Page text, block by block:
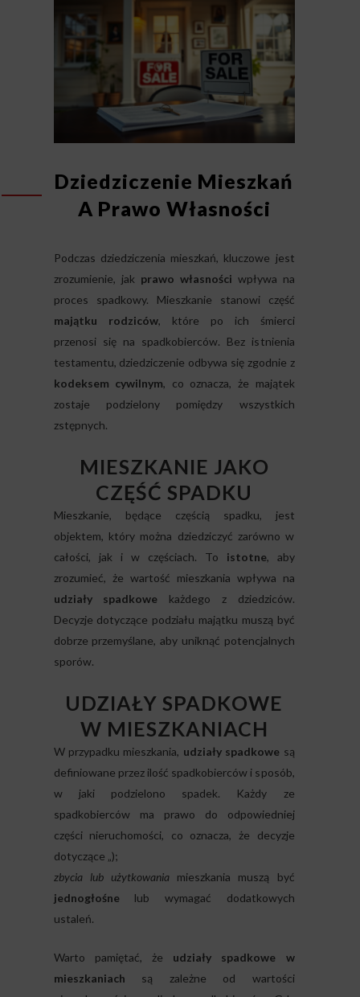
Dziedziczenie Mieszkań
A Prawo Własności
Podczas dziedziczenia mieszkań, kluczowe jest
zrozumienie, jak prawo własności wpływa na
proces spadkowy. Mieszkanie stanowi część
majątku rodziców, które po ich śmierci
przenosi się na spadkobierców. Bez istnienia
testamentu, dziedziczenie odbywa się zgodnie z
kodeksem cywilnym, co oznacza, że majątek
zostaje podzielony pomiędzy wszystkich
zstępnych.
MIESZKANIE JAKO
CZĘŚĆ SPADKU
Mieszkanie, będące częścią spadku, jest
objektem, który można dziedziczyć zarówno w
całości, jak i w częściach. To istotne, aby
zrozumieć, że wartość mieszkania wpływa na
udziały spadkowe każdego z dziedziców.
Decyzje dotyczące podziału majątku muszą być
dobrze przemyślane, aby uniknąć potencjalnych
sporów.
UDZIAŁY SPADKOWE
W MIESZKANIACH
W przypadku mieszkania, udziały spadkowe są
definiowane przez ilość spadkobierców i sposób,
w jaki podzielono spadek. Każdy ze
spadkobierców ma prawo do odpowiedniej
części nieruchomości, co oznacza, że decyzje
dotyczące „);
zbycia lub użytkowaniamieszkania muszą być
jednogłośnelub wymagać dodatkowych
ustaleń.
Warto pamiętać, że udziały spadkowe w
mieszkaniach są zależne od wartości